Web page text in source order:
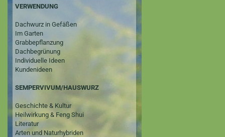
VERWENDUNG
Dachwurz in Gefäßen
Im Garten
Grabbepflanzung
Dachbegrünung
Individuelle Ideen
Kundenideen
SEMPERVIVUM/HAUSWURZ
Geschichte & Kultur
Heilwirkung & Feng Shui
Literatur
Arten und Naturhybriden